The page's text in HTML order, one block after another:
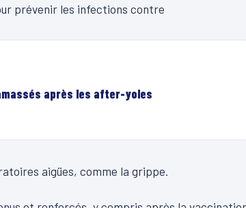
prévenir les infections contre
après les after-yoles
aigües, comme la grippe.